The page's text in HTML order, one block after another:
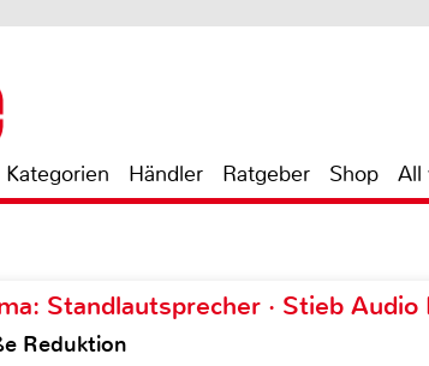
Kategorien Händler Ratgeber Shop All
Standlautsprecher · Stieb Audio
Reduktion